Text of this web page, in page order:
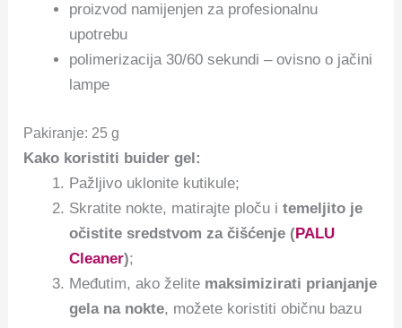
proizvod namijenjen za profesionalnu
upotrebu
polimerizacija 30/60 sekundi – ovisno o jačini
lampe
Pakiranje: 25 g
Kako koristiti buider gel:
Pažljivo uklonite kutikule;
Skratite nokte, matirajte ploču itemeljito je
očistite sredstvom za čišćenje (PALU
Cleaner);
Međutim, ako želite maksimizirati prianjanje
gela na nokte, možete koristiti običnu bazu